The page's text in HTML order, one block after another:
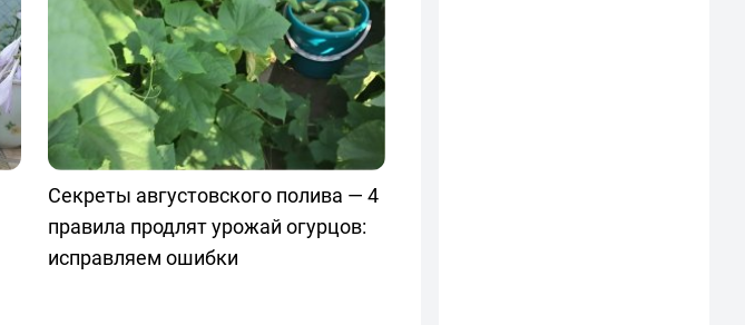
Секреты августовского полива — 4
правила продлят урожай огурцов:
исправляем ошибки